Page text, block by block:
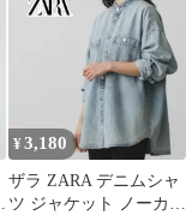
¥3,180
ザラ ZARA デニムシャ
ツ ジャケット ノーカラ